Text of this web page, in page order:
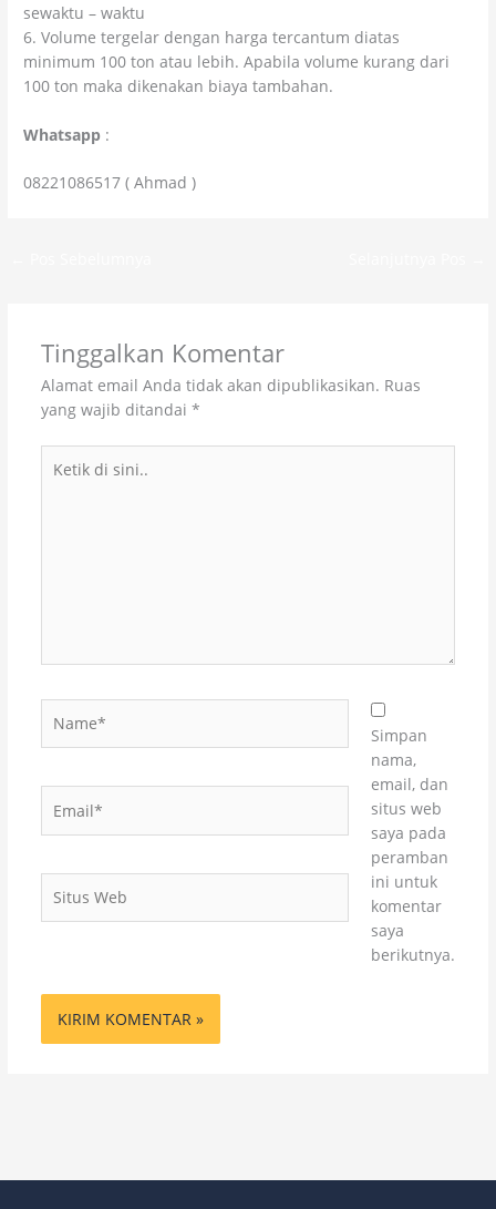
sewaktu – waktu
6. Volume tergelar dengan harga tercantum diatas
minimum 100 ton atau lebih. Apabila volume kurang dari
100 ton maka dikenakan biaya tambahan.
Whatsapp :
08221086517 ( Ahmad )
Tinggalkan Komentar
Alamat email Anda tidak akan dipublikasikan. Ruas
yang wajib ditandai *
Web
Simpan
nama,
email, dan
situs web
saya pada
peramban
ini untuk
komentar
saya
berikutnya.